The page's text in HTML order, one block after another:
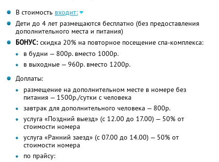
В стоимость входит:
Дети до 4 лет размещаются бесплатно (без предоставления
дополнительного места и питания)
БОНУС: скидка 20% на повторное посещение спа-комплекса:
в будни — 800р. вместо 1000р.
в выходные — 960р. вместо 1200р.
Доплаты:
размещение на дополнительном месте в номере без
питания — 1500р./сутки с человека
завтрак для дополнительного человека — 800р.
услуга «Поздний выезд» (с 12.00 до 17.00) — 50% от
стоимости номера
услуга «Ранний заезд» (с 07.00 до 14.00) — 50% от
стоимости номера
по прайсу: